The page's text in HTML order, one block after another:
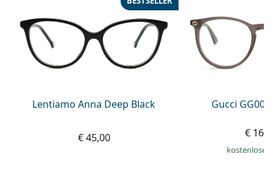
Prada
Alle Marken
Lentiamo Anna Deep Black
€ 45,00
Gucci
€
kostenloser